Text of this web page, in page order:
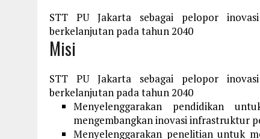
STT PU Jakarta sebagai pelopor
berkelanjutan pada tahun 2040
Misi
STT PU Jakarta sebagai pelopor
berkelanjutan pada tahun 2040
Menyelenggarakan pendidikan
mengembangkan inovasi infrastruktur
Menyelenggarakan penelitian untuk